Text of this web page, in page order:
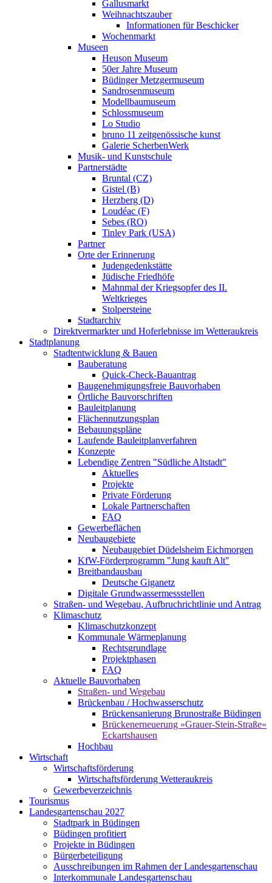
Gallusmarkt
Weihnachtszauber
Informationen für Beschicker
Wochenmarkt
Museen
Heuson Museum
50er Jahre Museum
Büdinger Metzgermuseum
Sandrosenmuseum
Modellbaumuseum
Schlossmuseum
Lo Studio
bruno 11 zeitgenössische kunst
Galerie ScherbenWerk
Musik- und Kunstschule
Partnerstädte
Bruntal (CZ)
Gistel (B)
Herzberg (D)
Loudéac (F)
Sebes (RO)
Tinley Park (USA)
Partner
Orte der Erinnerung
Judengedenkstätte
Jüdische Friedhöfe
Mahnmal der Kriegsopfer des II.
Weltkrieges
Stolpersteine
Stadtarchiv
Direktvermarkter und Hoferlebnisse im Wetteraukreis
Stadtplanung
Stadtentwicklung & Bauen
Bauberatung
Quick-Check-Bauantrag
Baugenehmigungsfreie Bauvorhaben
Örtliche Bauvorschriften
Bauleitplanung
Flächennutzungsplan
Bebauungspläne
Laufende Bauleitplanverfahren
Konzepte
Lebendige Zentren "Südliche Altstadt"
Aktuelles
Projekte
Private Förderung
Lokale Partnerschaften
FAQ
Gewerbeflächen
Neubaugebiete
Neubaugebiet Düdelsheim Eichmorgen
KfW-Förderprogramm "Jung kauft Alt"
Breitbandausbau
Deutsche Giganetz
Digitale Grundwassermessstellen
Straßen- und Wegebau, Aufbruchrichtlinie und Antrag
Klimaschutz
Klimaschutzkonzept
Kommunale Wärmeplanung
Rechtsgrundlage
Projektphasen
FAQ
Aktuelle Bauvorhaben
Straßen- und Wegebau
Brückenbau / Hochwasserschutz
Brückensanierung Brunostraße Büdingen
Brückenerneuerung »Grauer-Stein-Straße«
Eckartshausen
Hochbau
Wirtschaft
Wirtschaftsförderung
Wirtschaftsförderung Wetteraukreis
Gewerbeverzeichnis
Tourismus
Landesgartenschau 2027
Stadtpark in Büdingen
Büdingen profitiert
Projekte in Büdingen
Bürgerbeteiligung
Ausschreibungen im Rahmen der Landesgartenschau
Interkommunale Landesgartenschau